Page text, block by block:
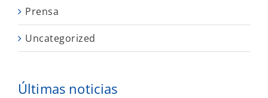
Prensa
Uncategorized
Últimas noticias